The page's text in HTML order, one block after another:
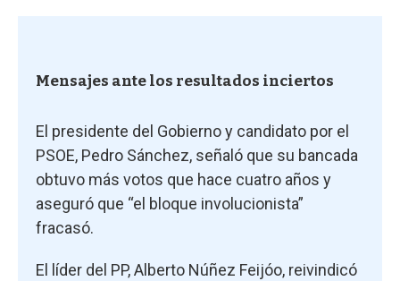
Mensajes ante los resultados inciertos
El presidente del Gobierno y candidato por el
PSOE, Pedro Sánchez, señaló que su bancada
obtuvo más votos que hace cuatro años y
aseguró que “el bloque involucionista”
fracasó.
El líder del PP, Alberto Núñez Feijóo, reivindicó